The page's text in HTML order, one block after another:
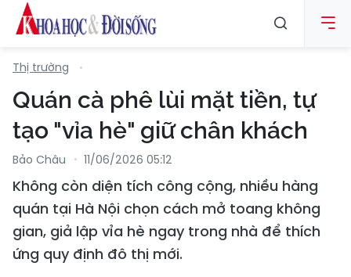
Thị trường
Quán cà phê lùi mặt tiền, tự
tạo "vỉa hè" giữ chân khách
Bảo Châu 11/06/2026 05:12
Không còn diện tích công cộng, nhiều hàng
quán tại Hà Nội chọn cách mở toang không
gian, giả lập vỉa hè ngay trong nhà để thích
ứng quy định đô thị mới.